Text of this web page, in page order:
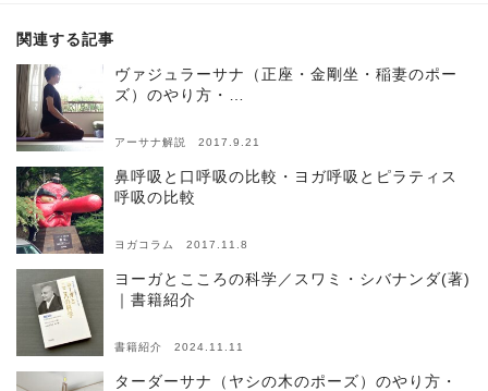
関連する記事
ヴァジュラーサナ（正座・金剛坐・稲妻のポー
ズ）のやり方・…
アーサナ解説 2017.9.21
鼻呼吸と口呼吸の比較・ヨガ呼吸とピラティス
呼吸の比較
ヨガコラム 2017.11.8
ヨーガとこころの科学／スワミ・シバナンダ(著)
｜書籍紹介
書籍紹介 2024.11.11
ターダーサナ（ヤシの木のポーズ）のやり方・